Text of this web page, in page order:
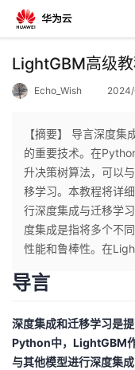
返
回
个
人
主
我
发
LightGBM高级
Echo_Wish
【摘要】 导言深度
的重要技术。在
升决策树算法，可以
移学习。本教程将详
行深度集成与迁移学
度集成是指将多个不
性能和鲁棒性。在
导言
深度集成和迁移学习是
Python中，LightGBM
与其他模型进行深度集